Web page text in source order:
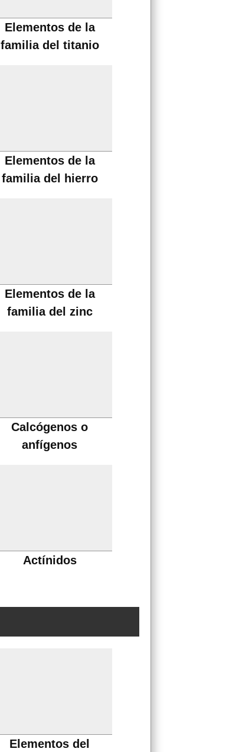
Elementos de la
familia del titanio
Elementos de la
familia del hierro
Elementos de la
familia del zinc
Calcógenos o
anfígenos
Actínidos
Elementos del